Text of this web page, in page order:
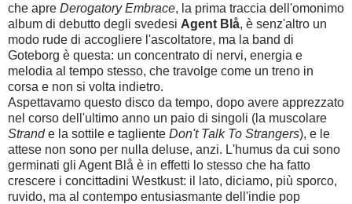
che apre Derogatory Embrace, la prima traccia dell'omonimo
album di debutto degli svedesi Agent Blå, è senz'altro un
modo rude di accogliere l'ascoltatore, ma la band di
Goteborg è questa: un concentrato di nervi, energia e
melodia al tempo stesso, che travolge come un treno in
corsa e non si volta indietro.
Aspettavamo questo disco da tempo, dopo avere apprezzato
nel corso dell'ultimo anno un paio di singoli (la muscolare
Strande la sottile e tagliente Don't Talk To Strangers), e le
attese non sono per nulla deluse, anzi. L'humus da cui sono
germinati gli Agent Blå è in effetti lo stesso che ha fatto
crescere i concittadini Westkust: il lato, diciamo, più sporco,
ruvido, ma al contempo entusiasmante dell'indie pop